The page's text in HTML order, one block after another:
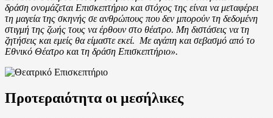
δράση ονομάζεται Επισκεπτήριο και στόχος της είναι να μεταφέρει
τη μαγεία της σκηνής σε ανθρώπους που δεν μπορούν τη δεδομένη
στιγμή της ζωής τους να έρθουν στο θέατρο. Μη διστάσεις να τη
ζητήσεις και εμείς θα είμαστε εκεί. Με αγάπη και σεβασμό από το
Εθνικό Θέατρο και τη δράση Επισκεπτήριο».
Προτεραιότητα οι μεσήλικες